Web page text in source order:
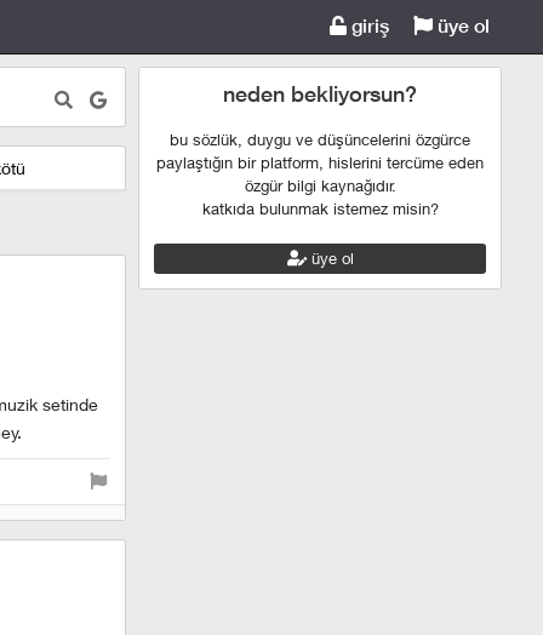
giriş üye ol
setinde
neden bekliyorsun?
bu sözlük, duygu ve düşüncelerini özgürce
paylaştığın bir platform, hislerini tercüme eden
özgür bilgi kaynağıdır.
katkıda bulunmak istemez misin?
üye ol